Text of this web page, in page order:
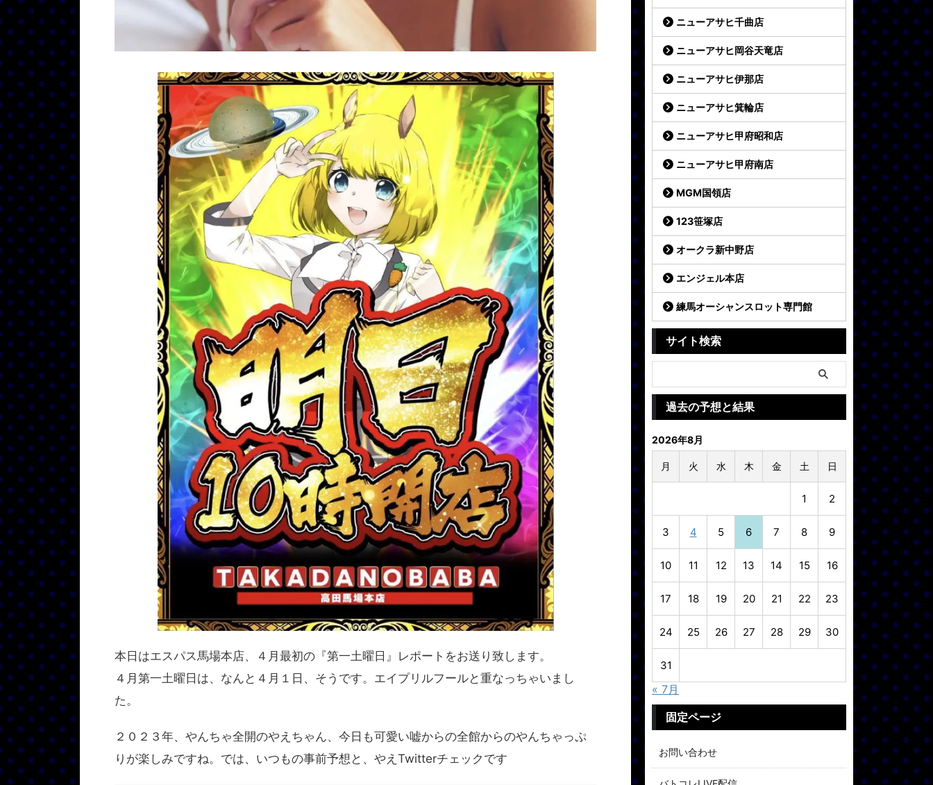
本日はエスパス馬場本店、４月最初の『第一土曜日』レポートをお送り致します。
４月第一土曜日は、なんと４月１日、そうです。エイプリルフールと重なっちゃいまし
た。
２０２３年、やんちゃ全開のやえちゃん、今日も可愛い嘘からの全館からのやんちゃっぷ
りが楽しみですね。では、いつもの事前予想と、やえTwitterチェックです
ニューアサヒ千曲店
ニューアサヒ岡谷天竜店
ニューアサヒ伊那店
ニューアサヒ箕輪店
ニューアサヒ甲府昭和店
ニューアサヒ甲府南店
MGM国領店
123笹塚店
オークラ新中野店
エンジェル本店
練馬オーシャンスロット専門館
サイト検索
過去の予想と結果
2026年8月
月 火 水 木 金 土 日
1 2
3 4 5 6 7 8 9
10 11 12 13 14 15 16
17 18 19 20 21 22 23
24 25 26 27 28 29 30
31
« 7月
固定ページ
お問い合わせ